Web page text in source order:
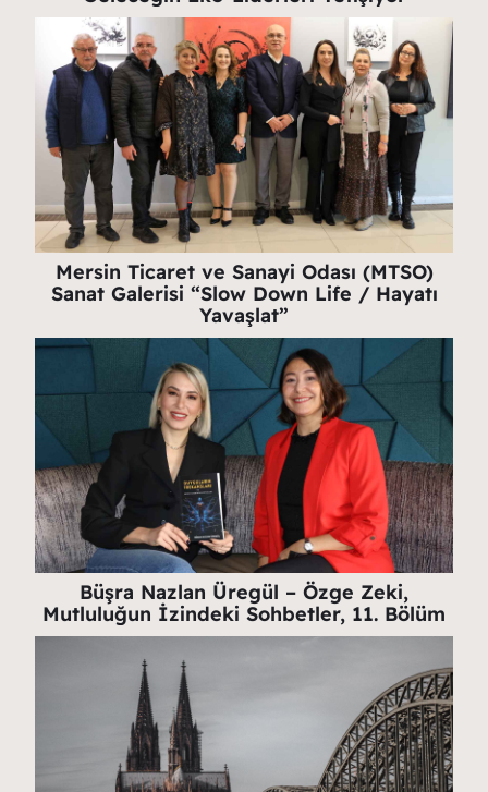
Mersin Ticaret ve Sanayi Odası (MTSO)
Sanat Galerisi “Slow Down Life / Hayatı
Yavaşlat”
Büşra Nazlan Üregül – Özge Zeki,
Mutluluğun İzindeki Sohbetler, 11. Bölüm